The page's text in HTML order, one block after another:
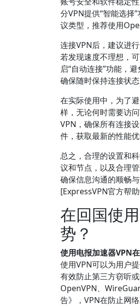
分VPN提供“智能选择
议类型，推荐使用
连接VPN后，建议进
若发现速度不理想，
启“自动连接”功能，
确保随时保持连接状态
在实际使用中，为了
样，无论何时需要访
VPN，确保所有连接
件，获取最新的性能
总之，合理的设置和
议和节点，以及合理
确保信息沟通的顺畅
[ExpressVPN官方帮
在回国使
势？
使用电报加速器VPN
使用VPN可以为用户
有效防止第三方窃听
OpenVPN、
告》，VPN在防止网